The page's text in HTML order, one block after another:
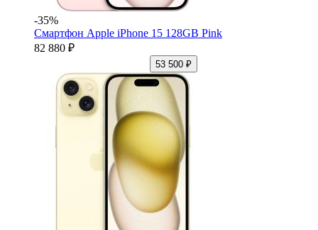
-35%
Смартфон Apple iPhone 15 128GB Pink
82 880 ₽
53 500 ₽